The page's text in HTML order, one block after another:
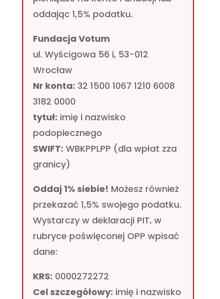
oddając 1,5% podatku.
Fundacja Votum
ul. Wyścigowa 56 i, 53-012
Wrocław
Nr konta: 32 1500 1067 1210 6008
3182 0000
tytuł: imię i nazwisko
podopiecznego
SWIFT: WBKPPLPP (dla wpłat zza
granicy)
Oddaj 1% siebie! Możesz również
przekazać 1,5% swojego podatku.
Wystarczy w deklaracji PIT, w
rubryce poświęconej OPP wpisać
dane:
KRS: 0000272272
Cel szczegółowy: imię i nazwisko